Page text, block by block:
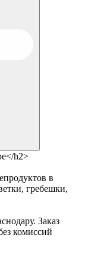
h2>
в
гребешки,
Заказ
комиссий